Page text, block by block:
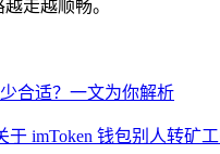
走越顺畅。
合适？一文为你解析
于 imToken 钱包别人转矿